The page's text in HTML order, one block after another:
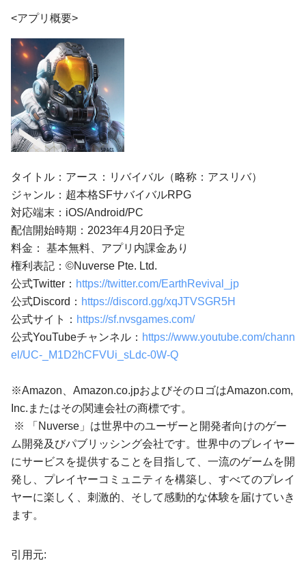
<アプリ概要>
タイトル：アース：リバイバル（略称：アスリバ）
ジャンル：超本格SFサバイバルRPG
対応端末：iOS/Android/PC
配信開始時期：2023年4月20日予定
料金： 基本無料、アプリ内課金あり
権利表記：©Nuverse Pte. Ltd.
公式Twitter： https://twitter.com/EarthRevival_jp
公式Discord： https://discord.gg/xqJTVSGR5H
公式サイト： https://sf.nvsgames.com/
公式YouTubeチャンネル： https://www.youtube.com/chann
el/UC-_M1D2hCFVUi_sLdc-0W-Q
※Amazon、Amazon.co.jpおよびそのロゴはAmazon.com,
Inc.またはその関連会社の商標です。
※ 「Nuverse」は世界中のユーザーと開発者向けのゲー
ム開発及びパブリッシング会社です。世界中のプレイヤー
にサービスを提供することを目指して、一流のゲームを開
発し、プレイヤーコミュニティを構築し、すべてのプレイ
ヤーに楽しく、刺激的、そして感動的な体験を届けていき
ます。
引用元: